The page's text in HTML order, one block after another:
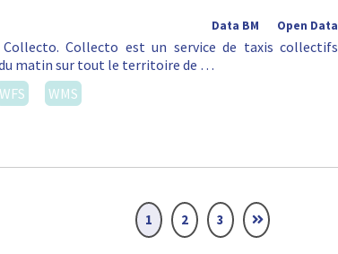
Open Data
Data BM
Collecto est un service de taxis collectifs
matin sur tout le territoire de …
WFS WMS
1 2 3